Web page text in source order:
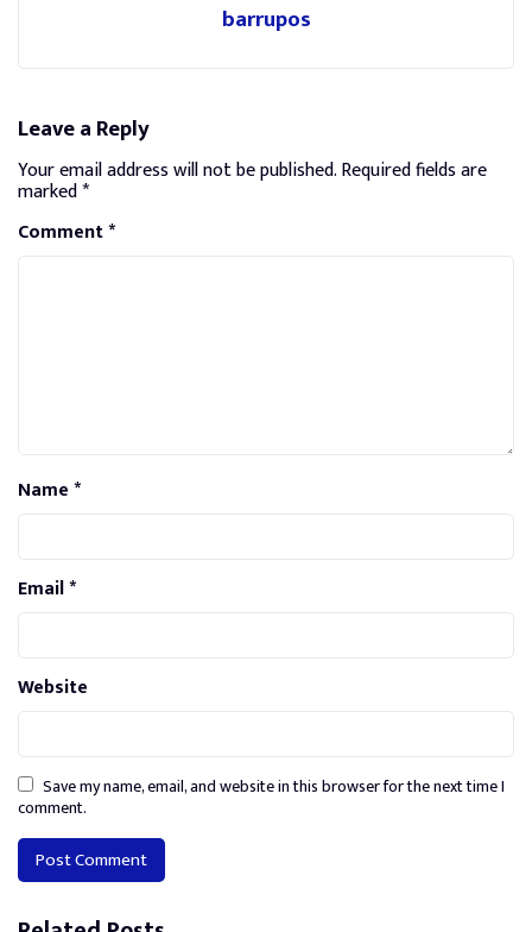
barrupos
Leave a Reply
Your email address will not be published.Required fields are
marked*
Comment*
Name*
Email*
Website
Save my name, email, and website in this browser for the next time I
comment.
Alternative: